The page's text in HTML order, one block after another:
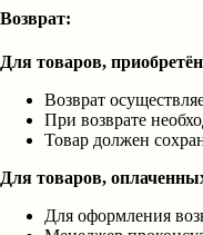
Возврат:
Для товаров,
Возврат
При возврате
Товар должен
Для товаров,
Для оформления